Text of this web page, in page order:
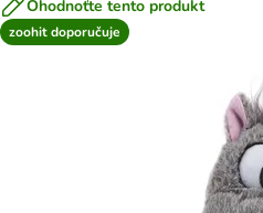
Ohodnoťte tento produkt
zoohit doporučuje